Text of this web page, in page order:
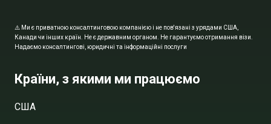
⚠️ Ми є приватною консалтинговою компанією і не пов'язані з урядами США,
Канади чи інших країн. Не є державним органом. Не гарантуємо отримання візи.
Надаємо консалтингові, юридичні та інформаційні послуги
Країни, з якими ми працюємо
США